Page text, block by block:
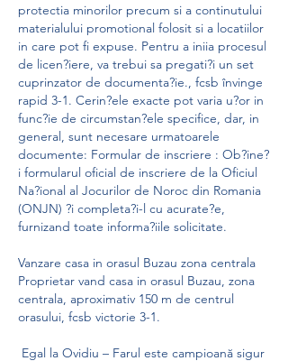
protectia minorilor precum si a continutului
materialului promotional folosit si a locatiilor
in care pot fi expuse. Pentru a iniia procesul
de licen?iere, va trebui sa pregati?i un set
cuprinzator de documenta?ie., fcsb învinge
rapid 3-1. Cerin?ele exacte pot varia u?or in
func?ie de circumstan?ele specifice, dar, in
general, sunt necesare urmatoarele
documente: Formular de inscriere : Ob?ine?
i formularul oficial de inscriere de la Oficiul
Na?ional al Jocurilor de Noroc din Romania
(ONJN) ?i completa?i-l cu acurate?e,
furnizand toate informa?iile solicitate.
Vanzare casa in orasul Buzau zona centrala
Proprietar vand casa in orasul Buzau, zona
centrala, aproximativ 150 m de centrul
orasului, fcsb victorie 3-1.